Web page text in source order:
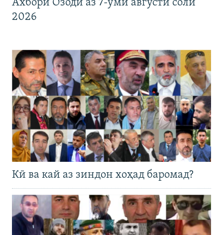
Ахбори Озодӣ аз 7-уми августи соли
2026
Кӣ ва кай аз зиндон хоҳад баромад?